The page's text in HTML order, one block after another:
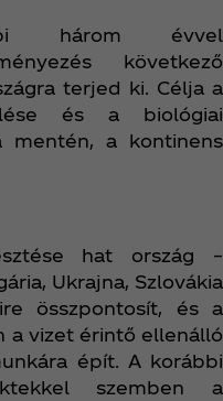
három évvel
következő
terjed ki. Célja a
és a biológiai
mentén, a kontinens
hat ország –
Ukrajna, Szlovákia
összpontosít, és a
a vizet érintő ellenálló
épít. A korábbi
szemben a